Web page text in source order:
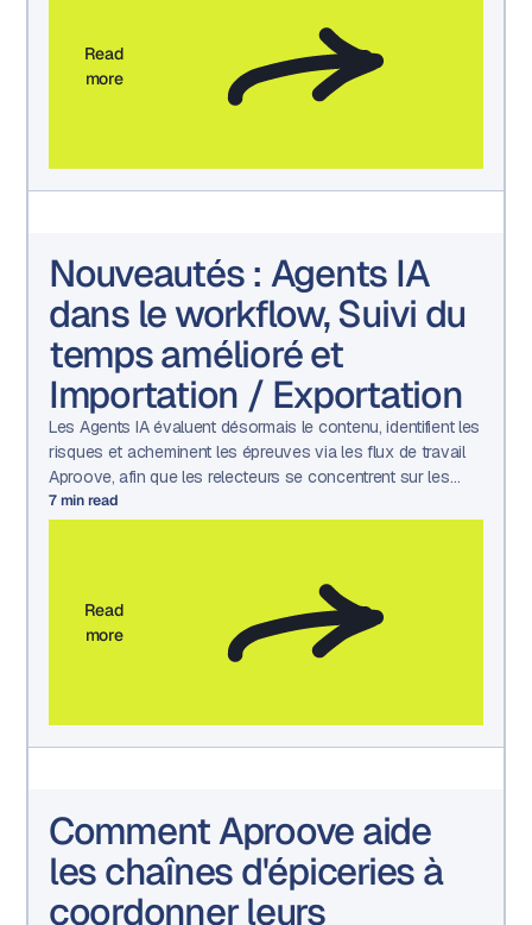
Read
more
Nouveautés : Agents IA
dans le workflow, Suivi du
temps amélioré et
Importation / Exportation
Les Agents IA évaluent désormais le contenu, identifient les
risques et acheminent les épreuves via les flux de travail
Aproove, afin que les relecteurs se concentrent sur les
décisions qui nécessitent une intervention humaine.
7min read
Read
more
Comment Aproove aide
les chaînes d'épiceries à
coordonner leurs